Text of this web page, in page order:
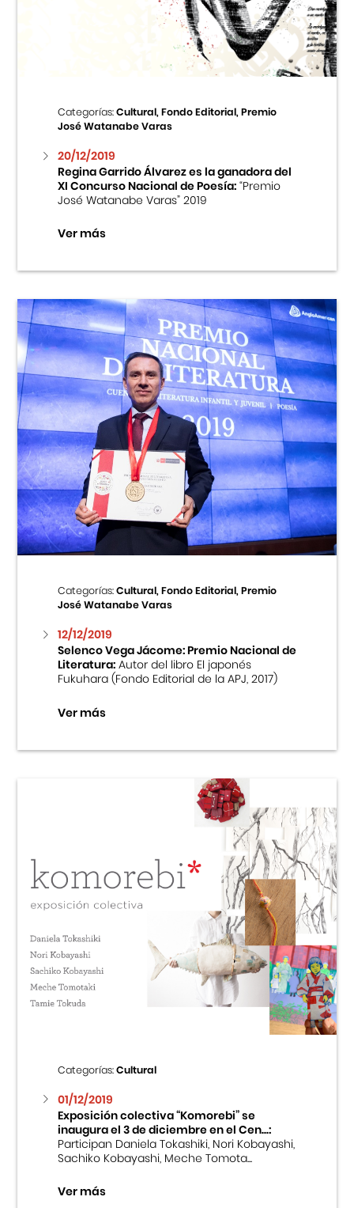
Centro Cultural Peruano Japonés
Museo de la Inmigración Japonesa
Teatro Peruano Japonés
Categorías:Cultural, Fondo Editorial, Premio
José Watanabe Varas
20/12/2019
Regina Garrido Álvarez es la ganadora del
XI Concurso Nacional de Poesía:“Premio
José Watanabe Varas” 2019
Ver más
Categorías:Cultural, Fondo Editorial, Premio
José Watanabe Varas
12/12/2019
Selenco Vega Jácome: Premio Nacional de
Literatura:Autor del libro El japonés
Fukuhara (Fondo Editorial de la APJ, 2017)
Ver más
Categorías:Cultural
01/12/2019
Exposición colectiva “Komorebi” se
inaugura el 3 de diciembre en el Cen...:
Participan Daniela Tokashiki, Nori Kobayashi,
Sachiko Kobayashi, Meche Tomota...
Ver más